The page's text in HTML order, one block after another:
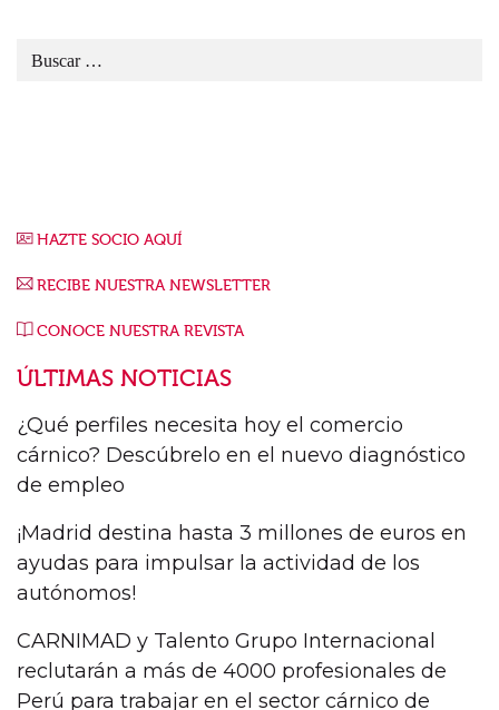
HAZTE SOCIO AQUÍ
RECIBE NUESTRA NEWSLETTER
CONOCE NUESTRA REVISTA
ÚLTIMAS NOTICIAS
¿Qué perfiles necesita hoy el comercio
cárnico? Descúbrelo en el nuevo diagnóstico
de empleo
¡Madrid destina hasta 3 millones de euros en
ayudas para impulsar la actividad de los
autónomos!
CARNIMAD y Talento Grupo Internacional
reclutarán a más de 4000 profesionales de
Perú para trabajar en el sector cárnico de